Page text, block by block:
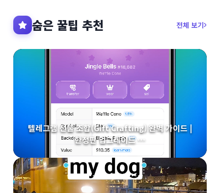
숨은 꿀팁 추천 전체 보기
텔레그램 선물 조합(Gift Crafting) 완벽 가이드 |
한정판 업그레이드 …